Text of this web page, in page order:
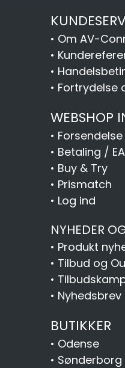
• Om AV-
•
•
• Fortrydelse
WEBSHOP
•
• Betaling /
• Buy & Try
• Prismatch
• Log ind
NYHEDER
• Produkt
• Tilbud og
•
• Nyhedsbrev
BUTIKKER
• Odense
• Sønderborg